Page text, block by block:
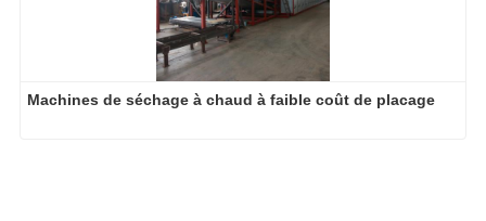
Machines de séchage à chaud à faible coût de placage